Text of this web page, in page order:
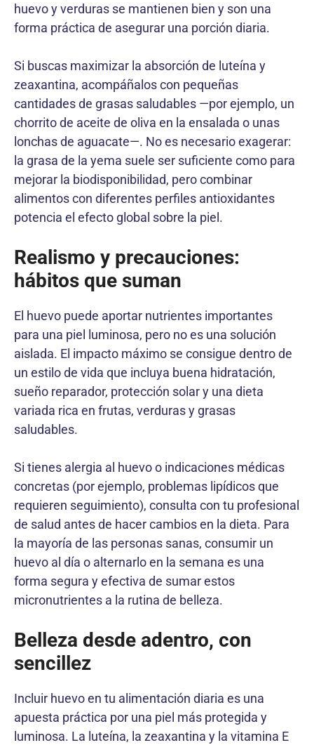
huevo y verduras se mantienen bien y son una
forma práctica de asegurar una porción diaria.
Si buscas maximizar la absorción de luteína y
zeaxantina, acompáñalos con pequeñas
cantidades de grasas saludables —por ejemplo, un
chorrito de aceite de oliva en la ensalada o unas
lonchas de aguacate—. No es necesario exagerar:
la grasa de la yema suele ser suficiente como para
mejorar la biodisponibilidad, pero combinar
alimentos con diferentes perfiles antioxidantes
potencia el efecto global sobre la piel.
Realismo y precauciones:
hábitos que suman
El huevo puede aportar nutrientes importantes
para una piel luminosa, pero no es una solución
aislada. El impacto máximo se consigue dentro de
un estilo de vida que incluya buena hidratación,
sueño reparador, protección solar y una dieta
variada rica en frutas, verduras y grasas
saludables.
Si tienes alergia al huevo o indicaciones médicas
concretas (por ejemplo, problemas lipídicos que
requieren seguimiento), consulta con tu profesional
de salud antes de hacer cambios en la dieta. Para
la mayoría de las personas sanas, consumir un
huevo al día o alternarlo en la semana es una
forma segura y efectiva de sumar estos
micronutrientes a la rutina de belleza.
Belleza desde adentro, con
sencillez
Incluir huevo en tu alimentación diaria es una
apuesta práctica por una piel más protegida y
luminosa. La luteína, la zeaxantina y la vitamina E